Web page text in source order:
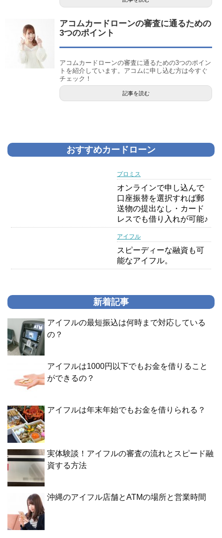
アコムカードローンの審査に通るための
3つのポイント
アコムカードローンの審査に通るための3つのポイン
トを紹介しています。アコムに申し込む方は今すぐ
チェック！
記事を読む
おすすめカードローン
プロミス
オンラインで申し込んで
口座振替を選択すれば郵
送物の提出なし・カード
レスでも借り入れが可能♪
アイフル
スピーディーな融資も可
能なアイフル。
新着記事
アイフルの最短振込は何時まで対応している
の？
アイフルは1000円以下でもお金を借りること
ができるの？
アイフルは年末年始でもお金を借りられる？
実体験談！アイフルの審査の流れとスピード融
資する方法
沖縄のアイフル店舗とATMの場所と営業時間